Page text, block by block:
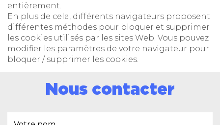
entièrement.
En plus de cela, différents navigateurs proposent
différentes méthodes pour bloquer et supprimer
les cookies utilisés par les sites Web. Vous pouvez
modifier les paramètres de votre navigateur pour
bloquer / supprimer les cookies.
Nous contacter